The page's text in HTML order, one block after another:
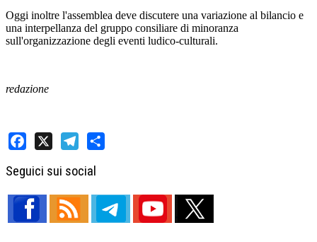
Oggi inoltre l'assemblea deve discutere una variazione al bilancio e
una interpellanza del gruppo consiliare di minoranza
sull'organizzazione degli eventi ludico-culturali.
redazione
Seguici sui social